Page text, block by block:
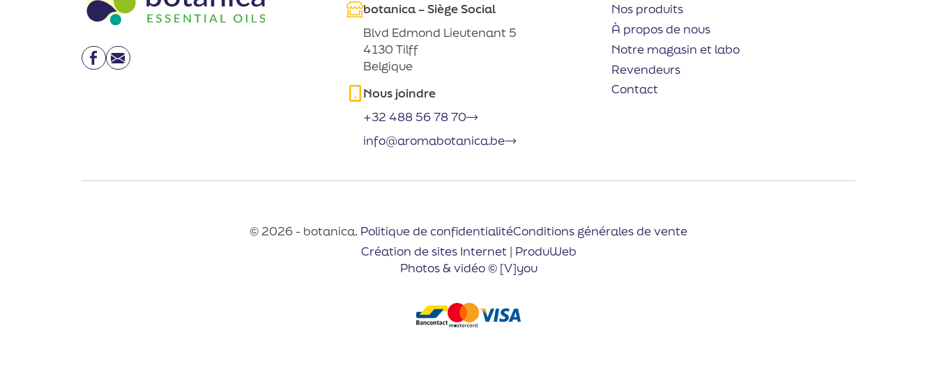
botanica – Siège Social
Blvd Edmond Lieutenant 5
4130 Tilff
Belgique
Nous joindre
+32 488 56 78 70
info@aromabotanica.be
Nos produits
À propos de nous
Notre magasin et labo
Revendeurs
Contact
Facebook
Email
© 2026 - botanica. Politique de confidentialitéConditions générales de vente
Création de sites Internet | ProduWeb
Photos & vidéo © [V]you